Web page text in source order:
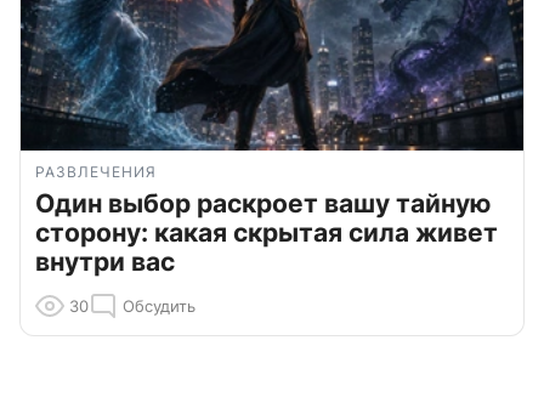
РАЗВЛЕЧЕНИЯ
Один выбор раскроет вашу тайную
сторону: какая скрытая сила живет
внутри вас
30 Обсудить